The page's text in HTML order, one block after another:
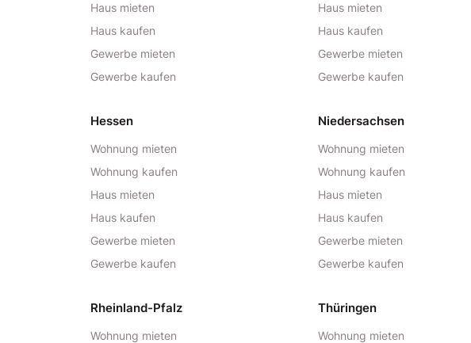
Haus mieten
Haus kaufen
Gewerbe mieten
Gewerbe kaufen
Haus mieten
Haus kaufen
Gewerbe mieten
Gewerbe kaufen
Hessen
Wohnung mieten
Wohnung kaufen
Haus mieten
Haus kaufen
Gewerbe mieten
Gewerbe kaufen
Niedersachsen
Wohnung mieten
Wohnung kaufen
Haus mieten
Haus kaufen
Gewerbe mieten
Gewerbe kaufen
Rheinland-Pfalz
Wohnung mieten
Thüringen
Wohnung mieten